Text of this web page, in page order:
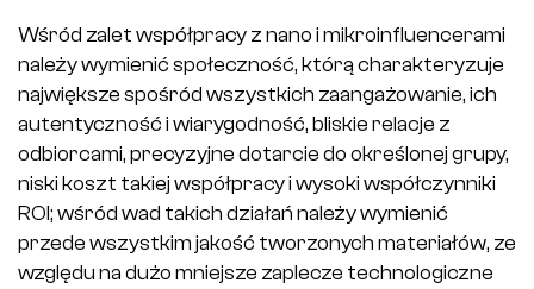
Wśród zalet współpracy z nano i mikroinfluencerami
należy wymienić społeczność, którą charakteryzuje
największe spośród wszystkich zaangażowanie, ich
autentyczność i wiarygodność, bliskie relacje z
odbiorcami, precyzyjne dotarcie do określonej grupy,
niski koszt takiej współpracy i wysoki współczynniki
ROI; wśród wad takich działań należy wymienić
przede wszystkim jakość tworzonych materiałów, ze
względu na dużo mniejsze zaplecze technologiczne